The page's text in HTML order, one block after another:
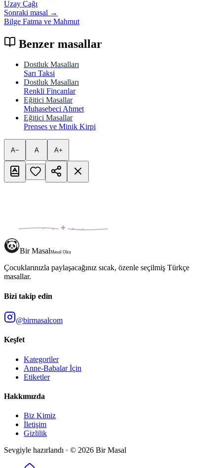
Uzay Çağı
Sonraki masal →
Bilge Fatma ve Mahmut
Benzer masallar
Dostluk Masalları
Sarı Taksi
Dostluk Masalları
Renkli Fincanlar
Eğitici Masallar
Muhasebeci Ahmet
Eğitici Masallar
Prenses ve Minik Kirpi
A− A A+
Bir MasalMasal Oku
Çocuklarınızla paylaşacağınız sıcak, özenle seçilmiş Türkçe
masallar.
Bizi takip edin
@birmasalcom
Keşfet
Kategoriler
Anne-Babalar İçin
Etiketler
Hakkımızda
Biz Kimiz
İletişim
Gizlilik
Sevgiyle hazırlandı · © 2026 Bir Masal